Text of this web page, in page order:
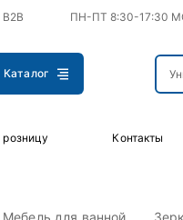
ПН-ПТ 8:30-17:30
Каталог
розницу Контакты
Мебель для ванной